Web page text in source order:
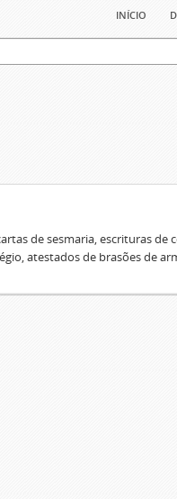
início
de sesmaria, escrituras
atestados de brasões de